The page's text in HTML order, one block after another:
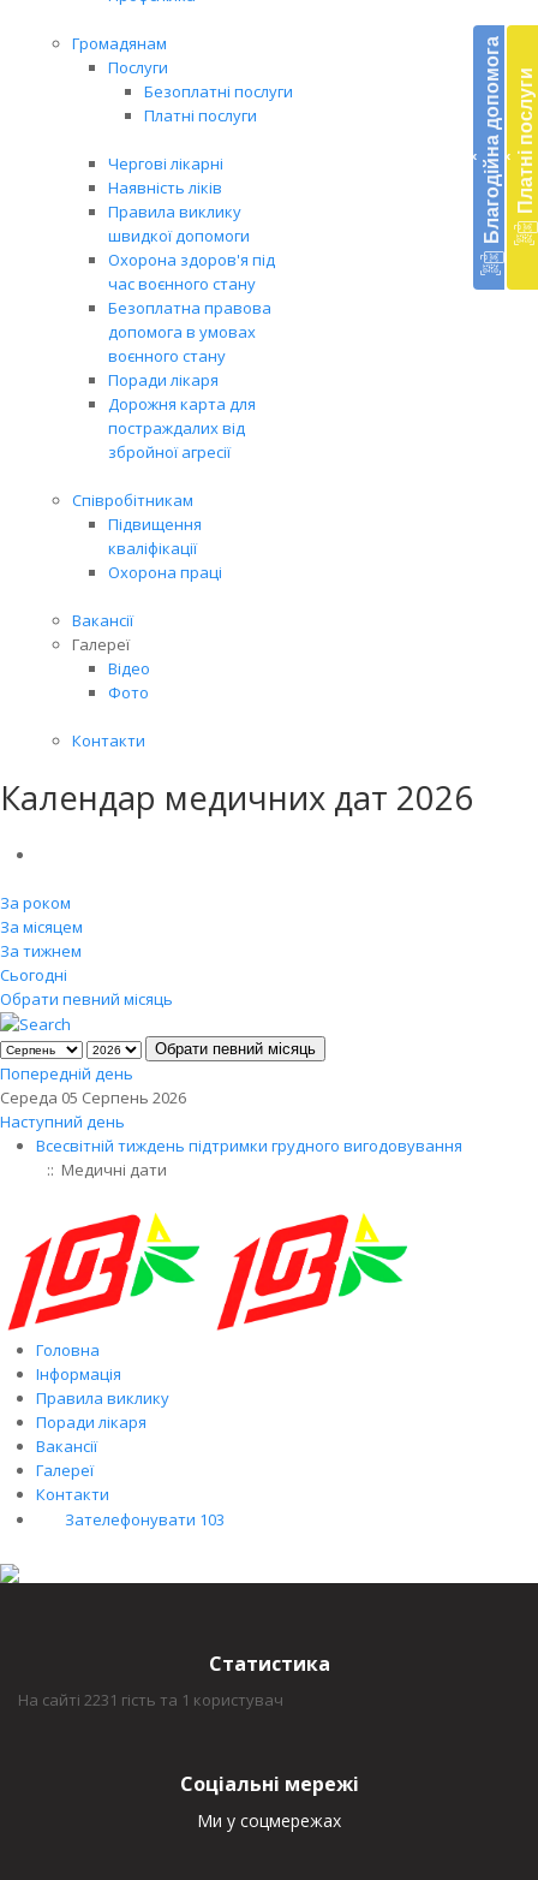
Громадянам
Послуги
Безоплатні послуги
Платні послуги
Чергові лікарні
Наявність ліків
Правила виклику
швидкої допомоги
Охорона здоров'я під
час воєнного стану
Безоплатна правова
допомога в умовах
воєнного стану
Поради лікаря
Дорожня карта для
постраждалих від
збройної агресії
Співробітникам
Підвищення
кваліфікації
Охорона праці
Вакансії
Галереї
Відео
Фото
Контакти
‹ Благодійна допомога ‹ Платні послуги
Календар медичних дат 2026
За роком
За місяцем
За тижнем
Сьогодні
Обрати певний місяць
Обрати певний місяць
Попередній день
Середа 05 Серпень 2026
Наступний день
Всесвітній тиждень підтримки грудного вигодовування
:: Медичні дати
Головна
Інформація
Правила виклику
Поради лікаря
Вакансії
Галереї
Контакти
Зателефонувати 103
Статистика
На сайті 2231 гість та 1 користувач
Соціальні мережі
Ми у соцмережах